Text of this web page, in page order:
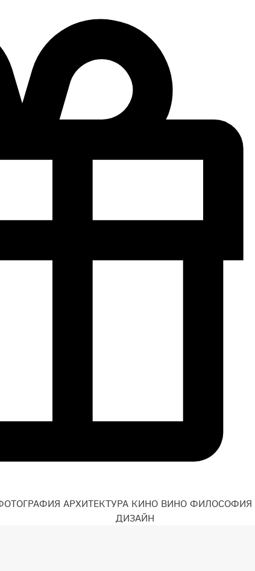
АРХИТЕКТУРА КИНО ВИНО ФИЛОСОФИЯ
ДИЗАЙН